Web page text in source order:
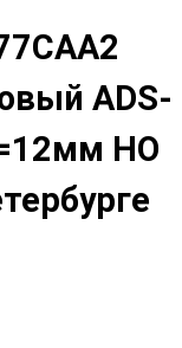
ADS-
НО